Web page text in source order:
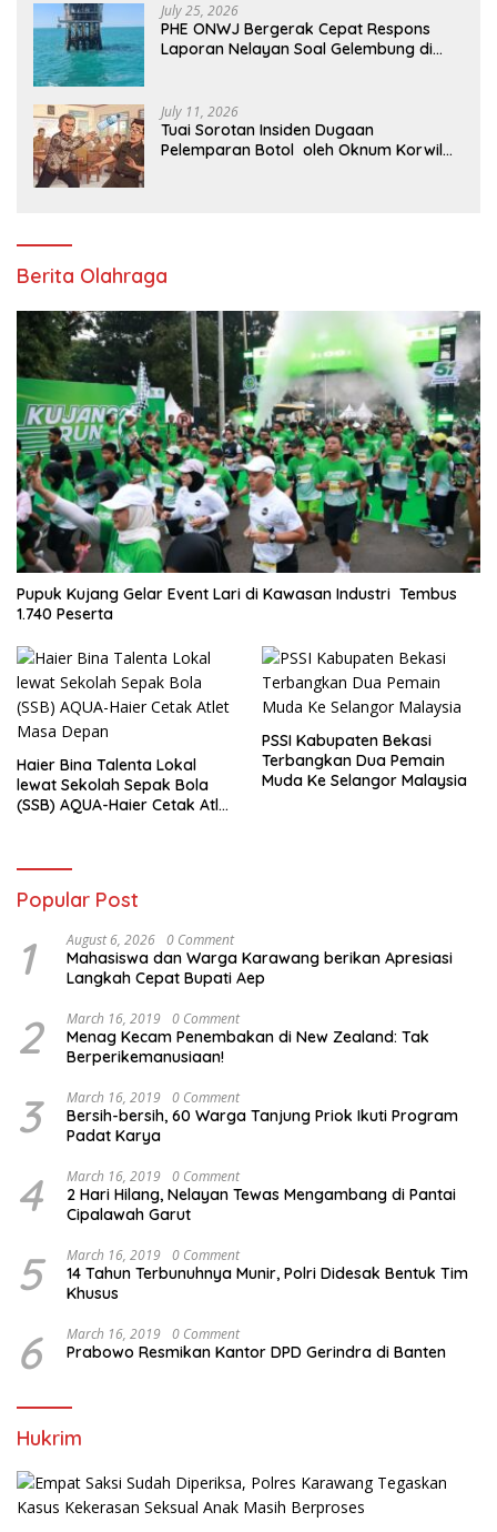
July 25, 2026
PHE ONWJ Bergerak Cepat Respons
Laporan Nelayan Soal Gelembung di
July 11, 2026
Tuai Sorotan Insiden Dugaan
Pelemparan Botol oleh Oknum Korwil
Berita Olahraga
Pupuk Kujang Gelar Event Lari di Kawasan Industri Tembus
1.740 Peserta
Haier Bina Talenta Lokal
lewat Sekolah Sepak Bola
(SSB) AQUA-Haier Cetak Atlet
PSSI Kabupaten Bekasi
Terbangkan Dua Pemain
Muda Ke Selangor Malaysia
Popular Post
1 August 6, 2026 0 Comment
Mahasiswa dan Warga Karawang berikan Apresiasi
Langkah Cepat Bupati Aep
2 March 16, 2019 0 Comment
Menag Kecam Penembakan di New Zealand: Tak
Berperikemanusiaan!
3 March 16, 2019 0 Comment
Bersih-bersih, 60 Warga Tanjung Priok Ikuti Program
Padat Karya
4 March 16, 2019 0 Comment
2 Hari Hilang, Nelayan Tewas Mengambang di Pantai
Cipalawah Garut
5 March 16, 2019 0 Comment
14 Tahun Terbunuhnya Munir, Polri Didesak Bentuk Tim
Khusus
6 March 16, 2019 0 Comment
Prabowo Resmikan Kantor DPD Gerindra di Banten
Hukrim